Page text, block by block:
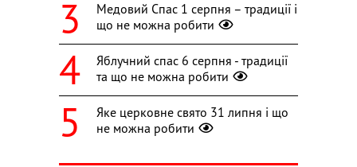
Медовий Спас 1 серпня – традиції і
що не можна робити
Яблучний спас 6 серпня - традиції
та що не можна робити
Яке церковне свято 31 липня і що
не можна робити